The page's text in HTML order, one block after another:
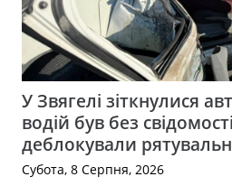
У Звягелі зіткнулися
водій був без
деблокували
Субота, 8 Серпня, 2026